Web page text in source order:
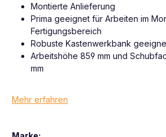
Montierte Anlieferung
Prima geeignet für Arbeiten im
Fertigungsbereich
Robuste Kastenwerkbank
Arbeitshöhe 859 mm und
mm
Mehr erfahren